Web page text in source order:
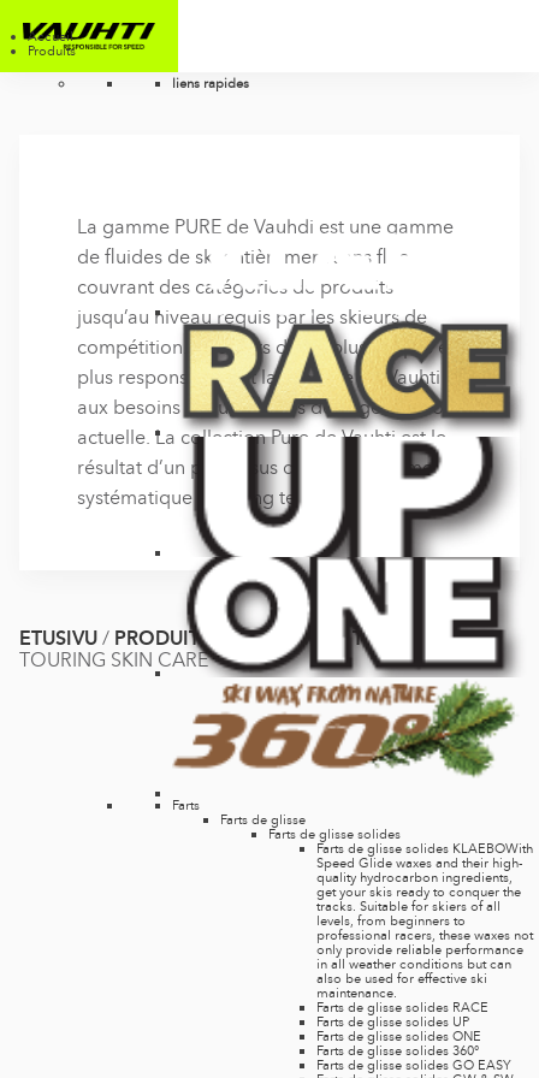
Accueil
Produits
liens rapides
Farts
Farts de glisse
Farts de glisse solides
Farts de glisse solides KLAEBOWith
Speed Glide waxes and their high-
quality hydrocarbon ingredients,
get your skis ready to conquer the
tracks. Suitable for skiers of all
levels, from beginners to
professional racers, these waxes not
only provide reliable performance
in all weather conditions but can
also be used for effective ski
maintenance.
Farts de glisse solides RACE
Farts de glisse solides UP
Farts de glisse solides ONE
Farts de glisse solides 360°
Farts de glisse solides GO EASY
La gamme PURE de Vauhdi est une gamme
de fluides de ski entièrement sans fluor,
couvrant des catégories de produits
jusqu’au niveau requis par les skieurs de
compétition. Une farts de ski plus propre et
plus responsable est la réponse de Vauhti
aux besoins et aux valeurs de la génération
actuelle. La collection Pure de Vauhti est le
résultat d’un processus de développement
systématique et à long terme.
ETUSIVU / PRODUITS SPORTS/ SKI TOURING /SKI
TOURING SKIN CARE